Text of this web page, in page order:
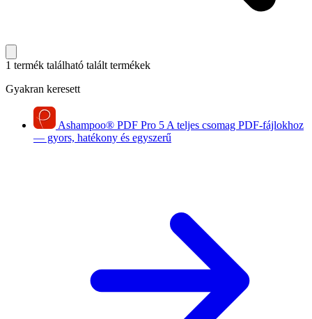
1 termék található talált termékek
Gyakran keresett
Ashampoo® PDF Pro 5 A teljes csomag PDF-fájlokhoz
— gyors, hatékony és egyszerű